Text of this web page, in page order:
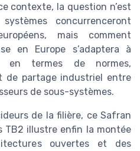
contexte, la question n’est
concurrenceront
mais comment
en Europe s’adaptera à
en termes de normes,
de partage industriel entre
de sous-systèmes.
de la filière, ce Safran
TB2 illustre enfin la montée
ouvertes et des